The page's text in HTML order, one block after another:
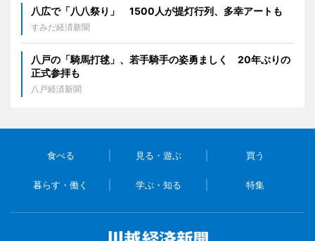
八広で「八八祭り」 1500人が提灯行列、多幸アートも
すみだ経済新聞
八戸の「騎馬打毬」、若手騎手の姿勇ましく 20年ぶりの
正式参拝も
八戸経済新聞
食べる 見る・遊ぶ 買う
暮らす・働く 学ぶ・知る 特集